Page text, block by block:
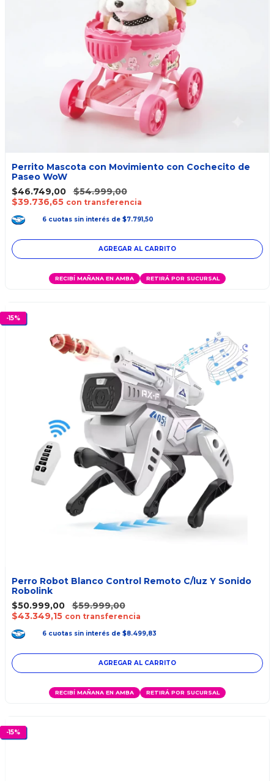
Perrito Mascota con Movimiento con Cochecito de
Paseo WoW
$46.749,00
$54.999,00
$39.736,65 con transferencia
6 cuotas sin interés de $7.791,50
RECIBÍ MAÑANA EN AMBA RETIRÁ POR SUCURSAL
-15%
Perro Robot Blanco Control Remoto C/luz Y Sonido
Robolink
$50.999,00
$59.999,00
$43.349,15 con transferencia
6 cuotas sin interés de $8.499,83
RECIBÍ MAÑANA EN AMBA RETIRÁ POR SUCURSAL
-15%